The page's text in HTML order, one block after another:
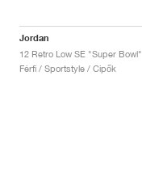
Jordan
12 Retro Low SE "Super Bowl"
Férfi / Sportstyle / Cipők